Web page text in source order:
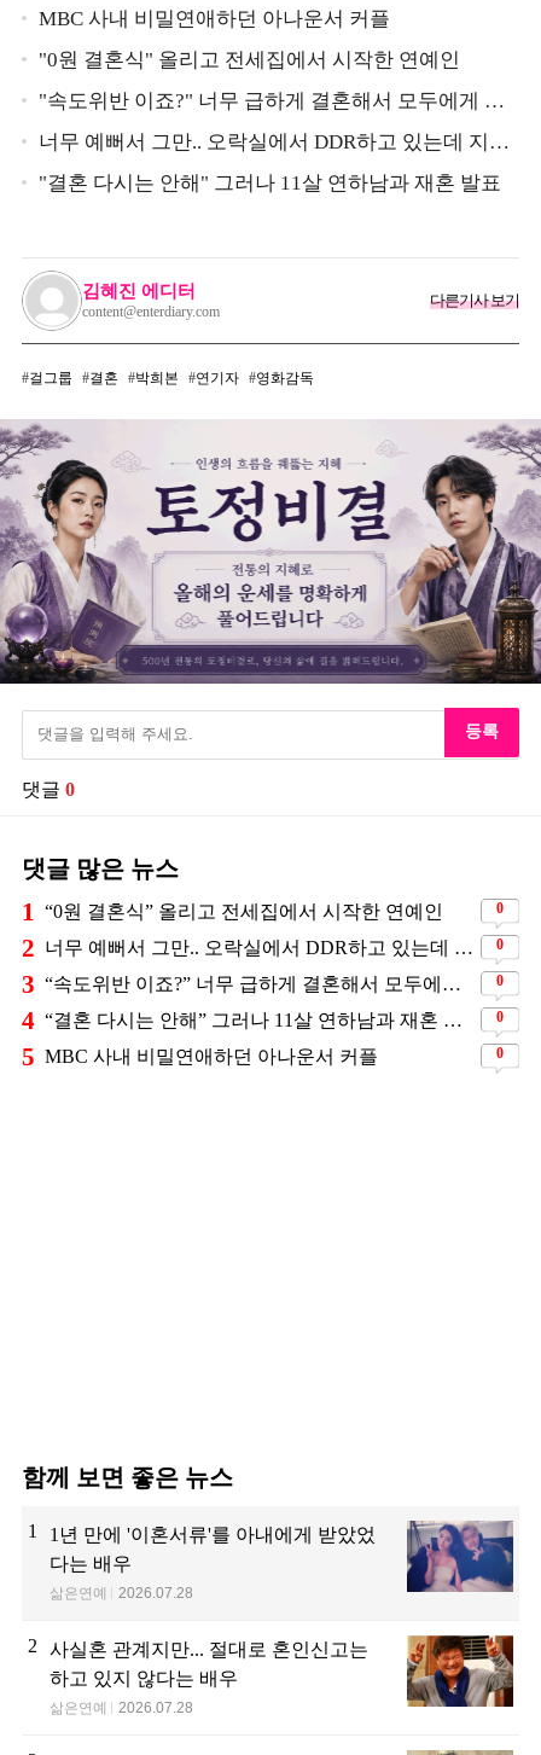
MBC 사내 비밀연애하던 아나운서 커플
"0원 결혼식" 올리고 전세집에서 시작한 연예인
"속도위반 이죠?" 너무 급하게 결혼해서 모두에게 의
심 받았던 스타
너무 예뻐서 그만.. 오락실에서 DDR하고 있는데 지나
가던 이상민이 캐스팅했다는 연예인
"결혼 다시는 안해" 그러나 11살 연하남과 재혼 발표
김혜진 에디터
content@enterdiary.com
다른기사 보기
걸그룹 결혼 박희본 연기자 영화감독
등록
댓글 0
댓글 많은 뉴스
1 “0원 결혼식” 올리고 전세집에서 시작한 연예인 0
2 너무 예뻐서 그만.. 오락실에서 DDR하고 있는데 지나가던 이상민이 캐스팅했다는 연예인 0
3 “속도위반 이죠?” 너무 급하게 결혼해서 모두에게 의심 받았던 스타 0
4 “결혼 다시는 안해” 그러나 11살 연하남과 재혼 발표 0
5 MBC 사내 비밀연애하던 아나운서 커플 0
함께 보면 좋은 뉴스
1
1년 만에 '이혼서류'를 아내에게 받았었
다는 배우
삶은연예 2026.07.28
2
사실혼 관계지만... 절대로 혼인신고는
하고 있지 않다는 배우
삶은연예 2026.07.28